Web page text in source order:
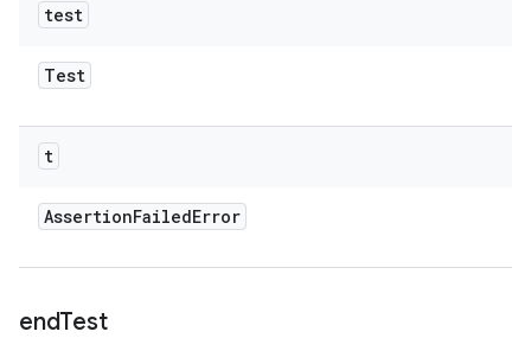
test
Test
t
AssertionFailedError
endTest